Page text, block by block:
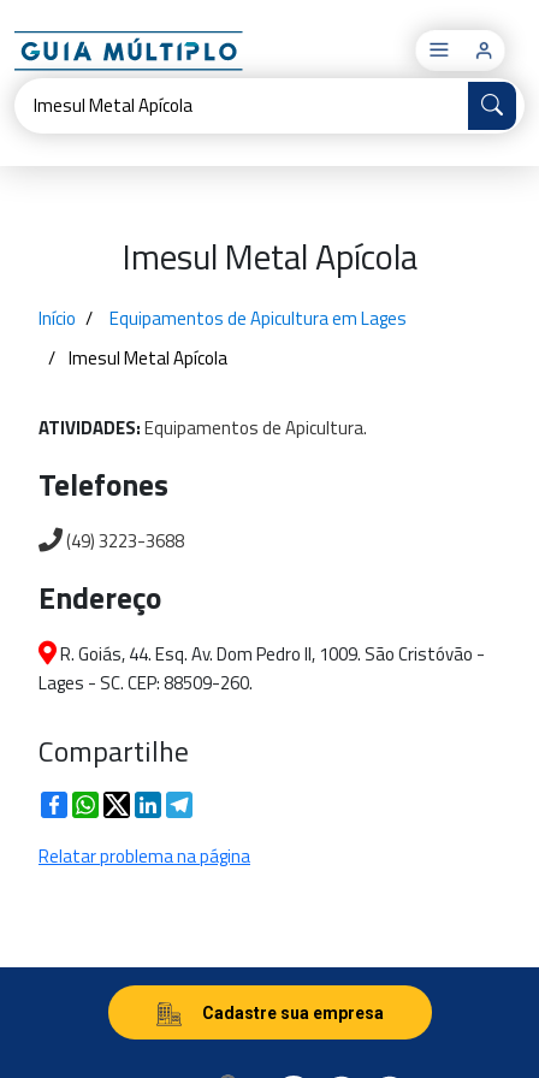
×
Imesul Metal Apícola
Início
Equipamentos de Apicultura em Lages
Imesul Metal Apícola
ATIVIDADES:EquipamentosdeApicultura.
Telefones
(49) 3223-3688
Endereço
R. Goiás, 44. Esq. Av. Dom Pedro II, 1009. São Cristóvão -
Lages - SC. CEP: 88509-260.
Compartilhe
FacebookWhatsApp
TwitterLinkedIn
Relatar problema na página
Cadastre sua empresa